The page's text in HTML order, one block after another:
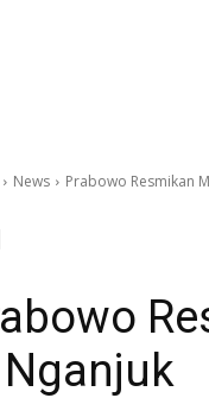
News Prabowo Resmikan